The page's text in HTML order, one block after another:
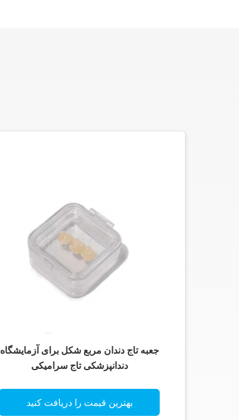
جعبه تاج دندان مربع شکل برای آزمایشگاه
دندانپزشکی تاج سرامیکی
بهترین قیمت را دریافت کنید